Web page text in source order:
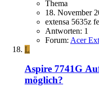
Thema
18. November
extensa 5635z
Antworten: 1
Forum: Acer
L
Aspire 7741G
möglich?